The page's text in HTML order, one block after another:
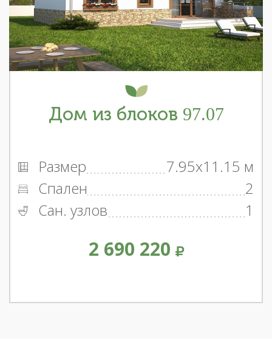
Дом из блоков 97.07
Размер
7.95x11.15 м
Спален
2
Сан. узлов
1
2 690 220